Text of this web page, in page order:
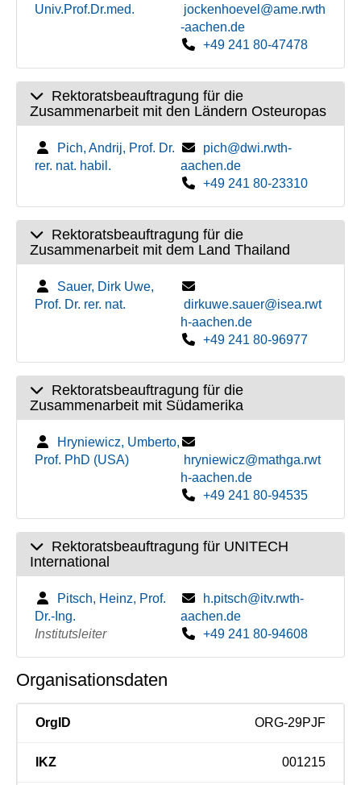
Univ.Prof.Dr.med.
jockenhoevel@ame.rwth
-aachen.de
+49 241 80-47478
Rektoratsbeauftragung für die
Zusammenarbeit mit den Ländern Osteuropas
Pich, Andrij, Prof. Dr.
rer. nat. habil.
pich@dwi.rwth-
aachen.de
+49 241 80-23310
Rektoratsbeauftragung für die
Zusammenarbeit mit dem Land Thailand
Sauer, Dirk Uwe,
Prof. Dr. rer. nat.
dirkuwe.sauer@isea.rwt
h-aachen.de
+49 241 80-96977
Rektoratsbeauftragung für die
Zusammenarbeit mit Südamerika
Hryniewicz, Umberto,
Prof. PhD (USA)
hryniewicz@mathga.rwt
h-aachen.de
+49 241 80-94535
Rektoratsbeauftragung für UNITECH
International
Pitsch, Heinz, Prof.
Dr.-Ing.
Institutsleiter
h.pitsch@itv.rwth-
aachen.de
+49 241 80-94608
Organisationsdaten
OrgID ORG-29PJF
IKZ 001215